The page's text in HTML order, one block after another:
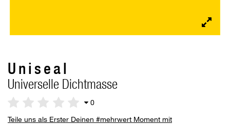
Uniseal
Universelle Dichtmasse
0
Teile uns als Erster Deinen #mehrwert Moment mit